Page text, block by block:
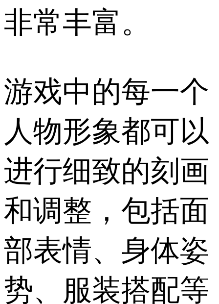
非常丰富。
游戏中的每一个
人物形象都可以
进行细致的刻画
和调整，包括面
部表情、身体姿
势、服装搭配等